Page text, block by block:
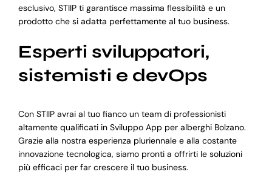
esclusivo, STIIP ti garantisce massima flessibilità e un
prodotto che si adatta perfettamente al tuo business.
Esperti sviluppatori,
sistemisti e devOps
Con STIIP avrai al tuo fianco un team di professionisti
altamente qualificati in Sviluppo App per alberghi Bolzano.
Grazie alla nostra esperienza pluriennale e alla costante
innovazione tecnologica, siamo pronti a offrirti le soluzioni
più efficaci per far crescere il tuo business.